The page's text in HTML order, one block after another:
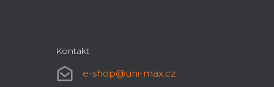
Kontakt
e-shop@uni-max.cz